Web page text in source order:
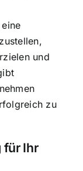
und
zu
für Ihr